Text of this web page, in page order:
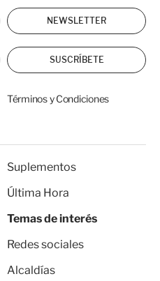
NEWSLETTER
SUSCRÍBETE
Términos y Condiciones
Suplementos
Última Hora
Temas de interés
Redes sociales
Alcaldías